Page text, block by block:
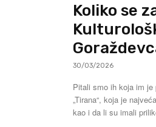
Koliko se
30/03/2026
Pitali smo ih koja im je
„Tirana“, koja je
kao i da li su imali